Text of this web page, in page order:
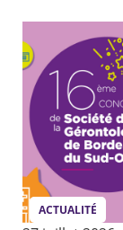
ACTUALITÉ